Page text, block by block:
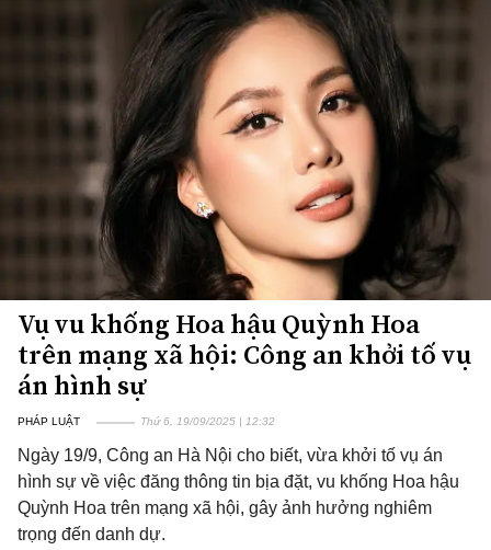
Vụ vu khống Hoa hậu Quỳnh Hoa
trên mạng xã hội: Công an khởi tố vụ
án hình sự
PHÁP LUẬT Thứ 6, 19/09/2025 | 12:32
Ngày 19/9, Công an Hà Nội cho biết, vừa khởi tố vụ án
hình sự về việc đăng thông tin bịa đặt, vu khống Hoa hậu
Quỳnh Hoa trên mạng xã hội, gây ảnh hưởng nghiêm
trọng đến danh dự.